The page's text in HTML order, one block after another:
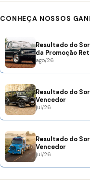
CONHEÇA NOSSOS
Resultado do
da Promoção
ago/26
Resultado do
Vencedor
jul/26
Resultado do
Vencedor
jul/26